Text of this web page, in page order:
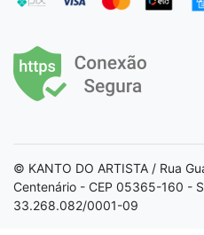
© KANTO DO ARTISTA / Rua
Centenário - CEP 05365-160 -
33.268.082/0001-09